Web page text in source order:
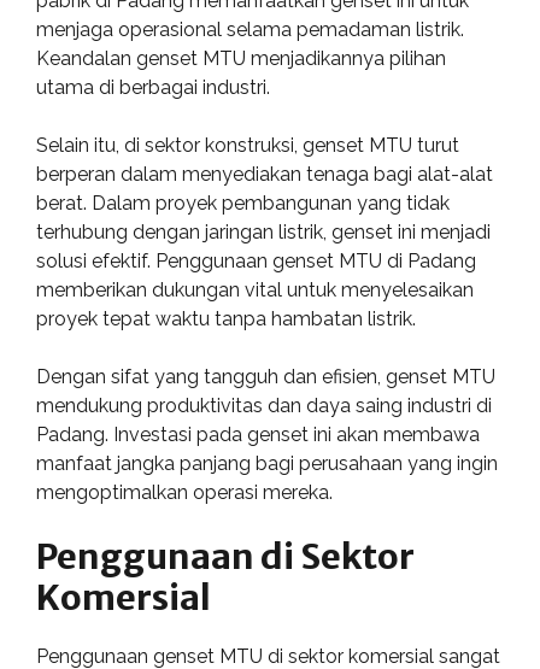
menjaga operasional selama pemadaman listrik.
Keandalan genset MTU menjadikannya pilihan
utama di berbagai industri.
Selain itu, di sektor konstruksi, genset MTU turut
berperan dalam menyediakan tenaga bagi alat-alat
berat. Dalam proyek pembangunan yang tidak
terhubung dengan jaringan listrik, genset ini menjadi
solusi efektif. Penggunaan genset MTU di Padang
memberikan dukungan vital untuk menyelesaikan
proyek tepat waktu tanpa hambatan listrik.
Dengan sifat yang tangguh dan efisien, genset MTU
mendukung produktivitas dan daya saing industri di
Padang. Investasi pada genset ini akan membawa
manfaat jangka panjang bagi perusahaan yang ingin
mengoptimalkan operasi mereka.
Penggunaan di Sektor
Komersial
Penggunaan genset MTU di sektor komersial sangat